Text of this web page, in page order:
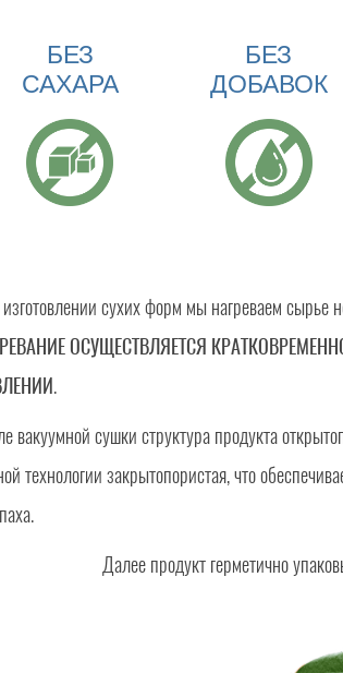
БЕЗ
САХАРА
БЕЗ
ДОБАВОК
сухих форм мы нагреваем сырье
ОСУЩЕСТВЛЯЕТСЯ
.
вакуумной сушки структура продукта
технологии закрытопористая, что
Далее продукт герметично